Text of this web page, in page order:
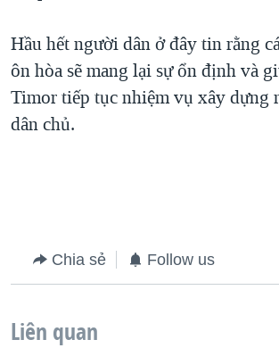
Hầu hết người dân ở đây tin rằng
ôn hòa sẽ mang lại sự ổn định và
Timor tiếp tục nhiệm vụ xây dựng
dân chủ.
Chia sẻ Follow us
Liên quan